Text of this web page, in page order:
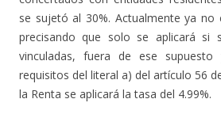
se sujetó al 30%. Actualmente ya no
precisando que solo se aplicará si
vinculadas, fuera de ese
requisitos del literal a) del artículo 56
la Renta se aplicará la tasa del 4.99%.